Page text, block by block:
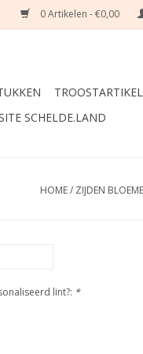
0 Artikelen - €0,00
SCHELDE.LAND
HOME/ ZIJDEN
lint?: *